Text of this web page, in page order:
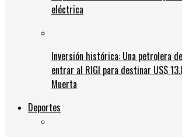
eléctrica
Inversión histórica: Una petrolera
entrar al RIGI para destinar US$
Muerta
Deportes